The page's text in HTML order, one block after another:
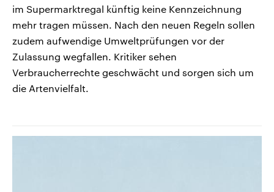
im Supermarktregal künftig keine Kennzeichnung
mehr tragen müssen. Nach den neuen Regeln sollen
zudem aufwendige Umweltprüfungen vor der
Zulassung wegfallen. Kritiker sehen
Verbraucherrechte geschwächt und sorgen sich um
die Artenvielfalt.